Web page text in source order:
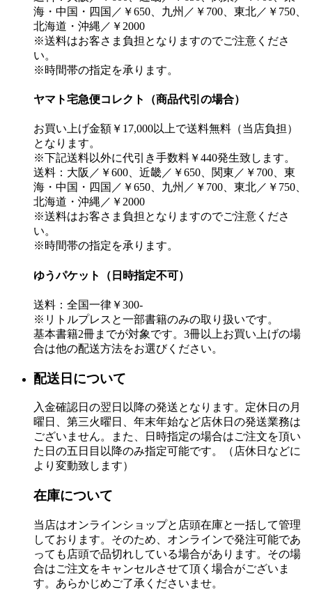
海・中国・四国／￥650、九州／￥700、東北／￥750、
北海道・沖縄／￥2000
※送料はお客さま負担となりますのでご注意くださ
い。
※時間帯の指定を承ります。
ヤマト宅急便コレクト（商品代引の場合）
お買い上げ金額￥17,000以上で送料無料（当店負担）
となります。
※下記送料以外に代引き手数料￥440発生致します。
送料：大阪／￥600、近畿／￥650、関東／￥700、東
海・中国・四国／￥650、九州／￥700、東北／￥750、
北海道・沖縄／￥2000
※送料はお客さま負担となりますのでご注意くださ
い。
※時間帯の指定を承ります。
ゆうパケット（日時指定不可）
送料：全国一律￥300-
※リトルプレスと一部書籍のみの取り扱いです。
基本書籍2冊までが対象です。3冊以上お買い上げの場
合は他の配送方法をお選びください。
配送日について
入金確認日の翌日以降の発送となります。定休日の月
曜日、第三火曜日、年末年始など店休日の発送業務は
ございません。また、日時指定の場合はご注文を頂い
た日の五日目以降のみ指定可能です。（店休日などに
より変動致します）
在庫について
当店はオンラインショップと店頭在庫と一括して管理
しております。そのため、オンラインで発注可能であ
っても店頭で品切れしている場合があります。その場
合はご注文をキャンセルさせて頂く場合がございま
す。あらかじめご了承くださいませ。